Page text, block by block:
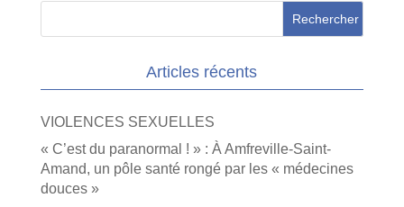
Articles récents
VIOLENCES SEXUELLES
« C’est du paranormal ! » : À Amfreville-Saint-
Amand, un pôle santé rongé par les « médecines
douces »